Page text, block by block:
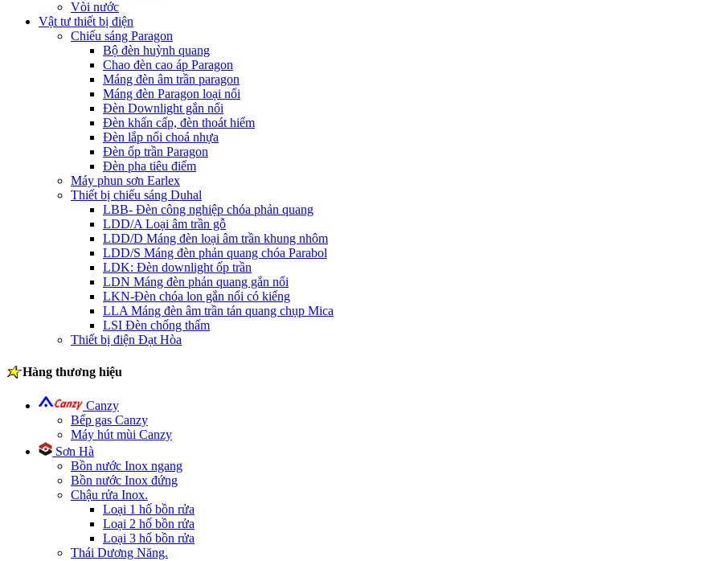
Vòi nước
Vật tư thiết bị điện
Chiếu sáng Paragon
Bộ đèn huỳnh quang
Chao đèn cao áp Paragon
Máng đèn âm trần paragon
Máng đèn Paragon loại nổi
Đèn Downlight gắn nổi
Đèn khẩn cấp, đèn thoát hiểm
Đèn lắp nổi choá nhựa
Đèn ốp trần Paragon
Đèn pha tiêu điểm
Máy phun sơn Earlex
Thiết bị chiếu sáng Duhal
LBB- Đèn công nghiệp chóa phản quang
LDD/A Loại âm trần gỗ
LDD/D Máng đèn loại âm trần khung nhôm
LDD/S Máng đèn phản quang chóa Parabol
LDK: Đèn downlight ốp trần
LDN Máng đèn phản quang gắn nổi
LKN-Đèn chóa lon gắn nổi có kiếng
LLA Máng đèn âm trần tán quang chụp Mica
LSI Đèn chống thấm
Thiết bị điện Đạt Hòa
Hàng thương hiệu
Canzy
Bếp gas Canzy
Máy hút mùi Canzy
Sơn Hà
Bồn nước Inox ngang
Bồn nước Inox đứng
Chậu rửa Inox.
Loại 1 hố bồn rửa
Loại 2 hố bồn rửa
Loại 3 hố bồn rửa
Thái Dương Năng.